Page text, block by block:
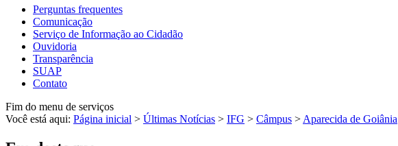
Perguntas frequentes
Comunicação
Serviço de Informação ao Cidadão
Ouvidoria
Transparência
SUAP
Contato
Fim do menu de serviços
Você está aqui: Página inicial > Últimas Notícias > IFG > Câmpus >Aparecida de Goiânia